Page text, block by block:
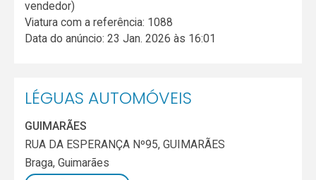
vendedor)
Viatura com a referência: 1088
Data do anúncio: 23 Jan. 2026 às 16:01
LÉGUAS AUTOMÓVEIS
GUIMARÃES
RUA DA ESPERANÇA Nº95, GUIMARÃES
Braga,Guimarães